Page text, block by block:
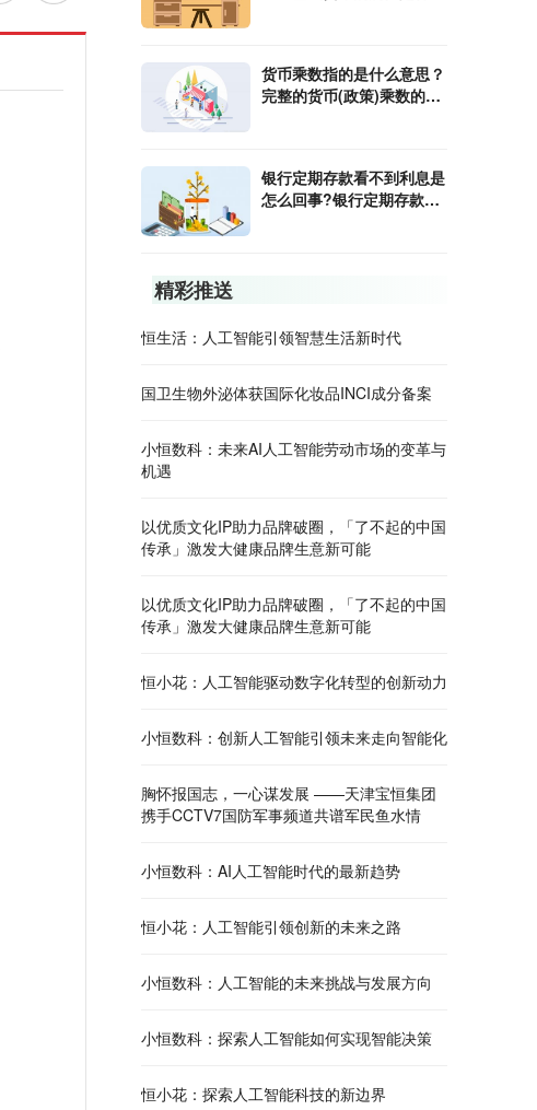
货币乘数指的是什么意思？
完整的货币(政策)乘数的计
银行定期存款看不到利息是
怎么回事?银行定期存款利
精彩推送
恒生活：人工智能引领智慧生活新时代
国卫生物外泌体获国际化妆品INCI成分备案
小恒数科：未来AI人工智能劳动市场的变革与
机遇
以优质文化IP助力品牌破圈，「了不起的中国
传承」激发大健康品牌生意新可能
以优质文化IP助力品牌破圈，「了不起的中国
传承」激发大健康品牌生意新可能
恒小花：人工智能驱动数字化转型的创新动力
小恒数科：创新人工智能引领未来走向智能化
胸怀报国志，一心谋发展 ——天津宝恒集团
携手CCTV7国防军事频道共谱军民鱼水情
小恒数科：AI人工智能时代的最新趋势
恒小花：人工智能引领创新的未来之路
小恒数科：人工智能的未来挑战与发展方向
小恒数科：探索人工智能如何实现智能决策
恒小花：探索人工智能科技的新边界